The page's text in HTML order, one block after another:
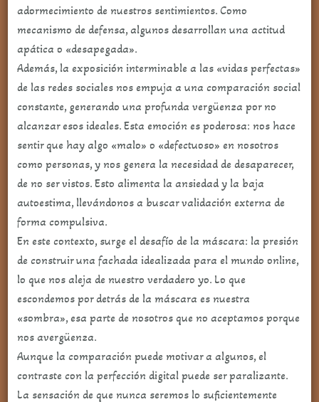
adormecimiento de nuestros sentimientos. Como
mecanismo de defensa, algunos desarrollan una actitud
apática o «desapegada».
Además, la exposición interminable a las «vidas perfectas»
de las redes sociales nos empuja a una comparación social
constante, generando una profunda vergüenza por no
alcanzar esos ideales. Esta emoción es poderosa: nos hace
sentir que hay algo «malo» o «defectuoso» en nosotros
como personas, y nos genera la necesidad de desaparecer,
de no ser vistos. Esto alimenta la ansiedad y la baja
autoestima, llevándonos a buscar validación externa de
forma compulsiva.
En este contexto, surge el desafío de la máscara: la presión
de construir una fachada idealizada para el mundo online,
lo que nos aleja de nuestro verdadero yo. Lo que
escondemos por detrás de la máscara es nuestra
«sombra», esa parte de nosotros que no aceptamos porque
nos avergüenza.
Aunque la comparación puede motivar a algunos, el
contraste con la perfección digital puede ser paralizante.
La sensación de que nunca seremos lo suficientemente